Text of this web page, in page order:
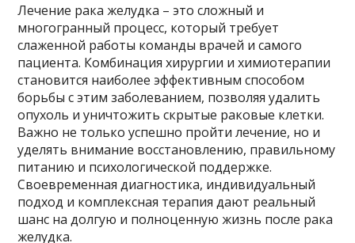
Лечение рака желудка – это сложный и
многогранный процесс, который требует
слаженной работы команды врачей и самого
пациента. Комбинация хирургии и химиотерапии
становится наиболее эффективным способом
борьбы с этим заболеванием, позволяя удалить
опухоль и уничтожить скрытые раковые клетки.
Важно не только успешно пройти лечение, но и
уделять внимание восстановлению, правильному
питанию и психологической поддержке.
Своевременная диагностика, индивидуальный
подход и комплексная терапия дают реальный
шанс на долгую и полноценную жизнь после рака
желудка.